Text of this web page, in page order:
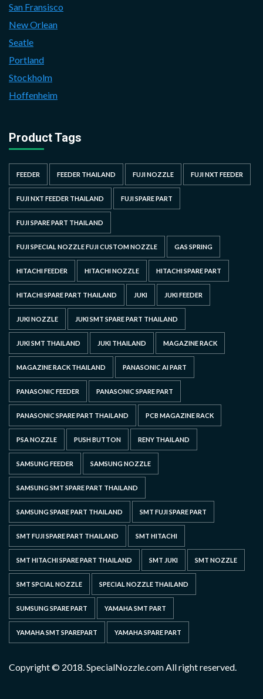
San Fransisco
New Orlean
Seatle
Portland
Stockholm
Hoffenheim
Product Tags
FEEDER FEEDER THAILAND FUJI NOZZLE FUJI NXT FEEDER
FUJI NXT FEEDER THAILAND FUJI SPARE PART
FUJI SPARE PART THAILAND
FUJI SPECIAL NOZZLE FUJI CUSTOM NOZZLE GAS SPRING
HITACHI FEEDER HITACHI NOZZLE HITACHI SPARE PART
HITACHI SPARE PART THAILAND JUKI JUKI FEEDER
JUKI NOZZLE JUKI SMT SPARE PART THAILAND
JUKI SMT THAILAND JUKI THAILAND MAGAZINE RACK
MAGAZINE RACK THAILAND PANASONIC AI PART
PANASONIC FEEDER PANASONIC SPARE PART
PANASONIC SPARE PART THAILAND PCB MAGAZINE RACK
PSA NOZZLE PUSH BUTTON RENY THAILAND
SAMSUNG FEEDER SAMSUNG NOZZLE
SAMSUNG SMT SPARE PART THAILAND
SAMSUNG SPARE PART THAILAND SMT FUJI SPARE PART
SMT FUJI SPARE PART THAILAND SMT HITACHI
SMT HITACHI SPARE PART THAILAND SMT JUKI SMT NOZZLE
SMT SPCIAL NOZZLE SPECIAL NOZZLE THAILAND
SUMSUNG SPARE PART YAMAHA SMT PART
YAMAHA SMT SPAREPART YAMAHA SPARE PART
Copyright © 2018. SpecialNozzle.com All right reserved.